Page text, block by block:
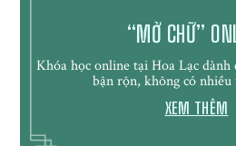
“MỞ CHỮ”
Khóa học online tại Hoa Lạc dành
bận rộn, không có
XEM THÊM